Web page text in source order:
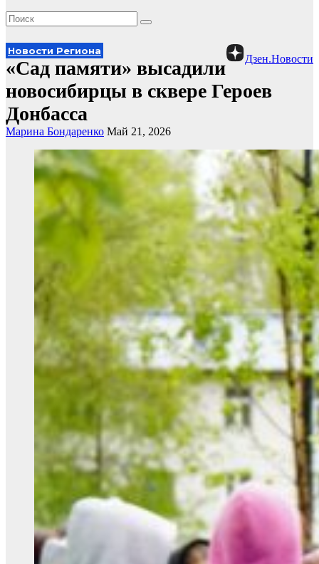
Дзен.Новости
Новости Региона
«Сад памяти» высадили
новосибирцы в сквере Героев
Донбасса
Марина Бондаренко Май 21, 2026